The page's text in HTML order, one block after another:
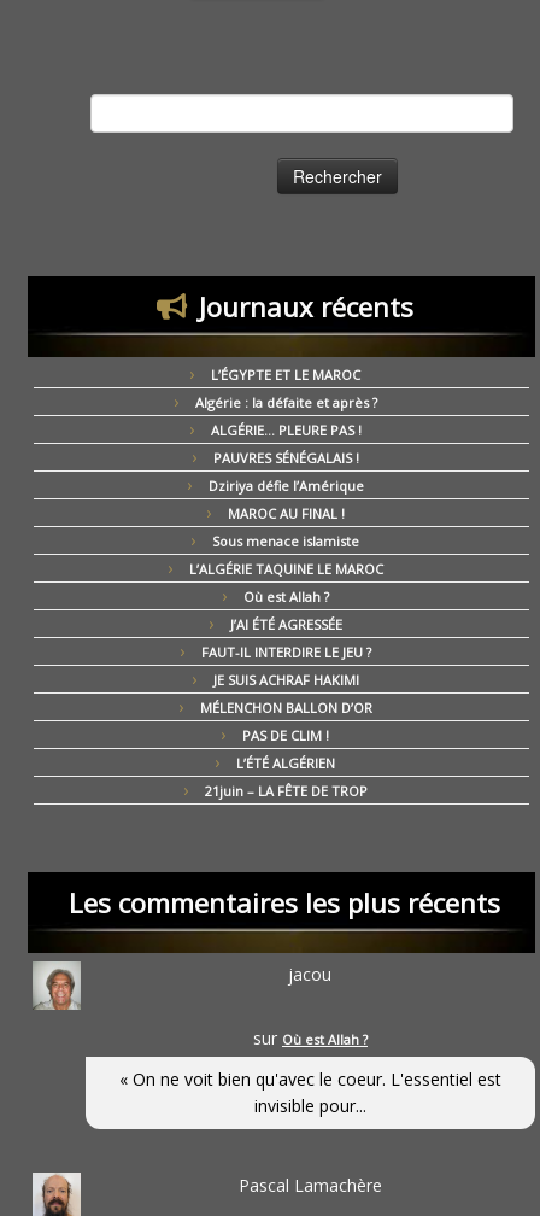
Journaux récents
L’ÉGYPTE ET LE MAROC
Algérie : la défaite et après ?
ALGÉRIE… PLEURE PAS !
PAUVRES SÉNÉGALAIS !
Dziriya défie l’Amérique
MAROC AU FINAL !
Sous menace islamiste
L’ALGÉRIE TAQUINE LE MAROC
Où est Allah ?
J’AI ÉTÉ AGRESSÉE
FAUT-IL INTERDIRE LE JEU ?
JE SUIS ACHRAF HAKIMI
MÉLENCHON BALLON D’OR
PAS DE CLIM !
L’ÉTÉ ALGÉRIEN
21juin – LA FÊTE DE TROP
Les commentaires les plus récents
jacou
sur Où est Allah ?
« On ne voit bien qu'avec le coeur. L'essentiel est
invisible pour...
Pascal Lamachère